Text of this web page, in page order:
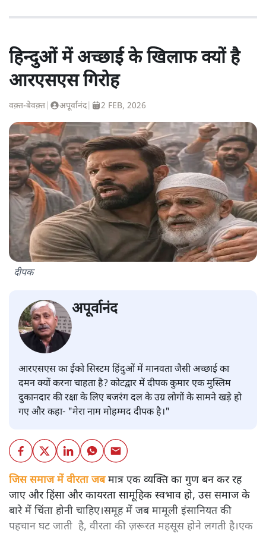
हिन्दुओं में अच्छाई के खिलाफ क्यों है
आरएसएस गिरोह
वक़्त-बेवक़्त अपूर्वानंद| 2 FEB, 2026
दीपक
अपूर्वानंद
आरएसएस का ईको सिस्टम हिंदुओं में मानवता जैसी अच्छाई का
दमन क्यों करना चाहता है? कोटद्वार में दीपक कुमार एक मुस्लिम
दुकानदार की रक्षा के लिए बजरंग दल के उग्र लोगों के सामने खड़े हो
गए और कहा- "मेरा नाम मोहम्मद दीपक है।"
जिस समाज में वीरता जबमात्र एक व्यक्ति का गुण बन कर रह
जाए और हिंसा और कायरता सामूहिक स्वभाव हो, उस समाज के
बारे में चिंता होनी चाहिए।समूह में जब मामूली इंसानियत की
पहचान घट जाती है, वीरता की ज़रूरत महसूस होने लगती है।एक